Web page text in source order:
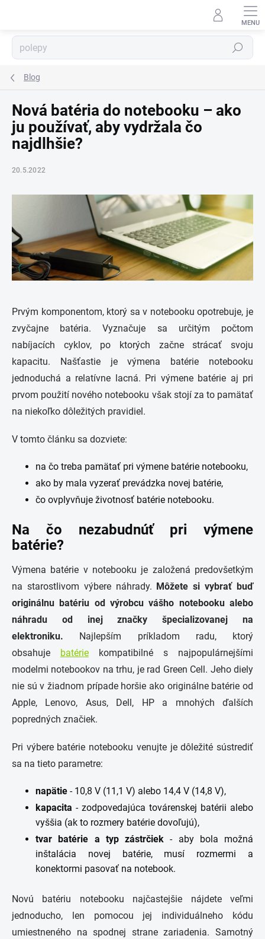
Hľadať
Blog
Nová batéria do notebooku – ako
ju používať, aby vydržala čo
najdlhšie?
20.5.2022
Prvým komponentom, ktorý sa v notebooku opotrebuje, je
zvyčajne batéria. Vyznačuje sa určitým počtom
nabíjacích cyklov, po ktorých začne strácať svoju
kapacitu. Našťastie je výmena batérie notebooku
jednoduchá a relatívne lacná. Pri výmene batérie aj pri
prvom použití nového notebooku však stojí za to pamätať
na niekoľko dôležitých pravidiel.
V tomto článku sa dozviete:
na čo treba pamätať pri výmene batérie notebooku,
ako by mala vyzerať prevádzka novej batérie,
čo ovplyvňuje životnosť batérie notebooku.
Na čo nezabudnúť pri výmene
batérie?
Výmena batérie v notebooku je založená predovšetkým
na starostlivom výbere náhrady. Môžete si vybrať buď
originálnu batériu od výrobcu vášho notebooku alebo
náhradu od inej značky špecializovanej na
elektroniku. Najlepším príkladom radu, ktorý
obsahuje
batérie kompatibilné s najpopulárnejšími
modelmi notebookov na trhu, je rad Green Cell. Jeho diely
nie sú v žiadnom prípade horšie ako originálne batérie od
Apple, Lenovo, Asus, Dell, HP a mnohých ďalších
popredných značiek.
Pri výbere batérie notebooku venujte je dôležité sústrediť
sa na tieto parametre:
napätie - 10,8 V (11,1 V) alebo 14,4 V (14,8 V),
kapacita - zodpovedajúca továrenskej batérii alebo
vyššia (ak to rozmery batérie dovoľujú),
tvar batérie a typ zástrčiek- aby bola možná
inštalácia novej batérie, musí rozmermi a
konektormi pasovať na notebook.
Novú batériu notebooku najčastejšie nájdete veľmi
jednoducho, len pomocou jej individuálneho kódu
umiestneného na spodnej strane zariadenia. Samotný
⬇